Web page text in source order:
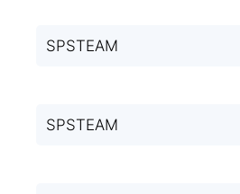
SPSTEAM
SPSTEAM